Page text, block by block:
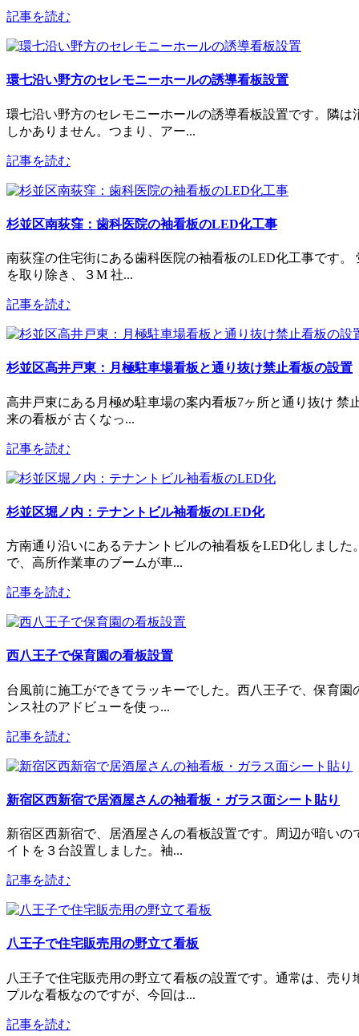
記事を読む
環七沿い野方のセレモニーホールの誘導看板設置
環七沿い野方のセレモニーホールの誘導看板設置です。隣
しかありません。つまり、アー...
記事を読む
杉並区南荻窪：歯科医院の袖看板のLED化工事
南荻窪の住宅街にある歯科医院の袖看板のLED化工事です
を取り除き、３M 社...
記事を読む
杉並区高井戸東：月極駐車場看板と通り抜け禁止看板の設置
高井戸東にある月極め駐車場の案内看板7ヶ所と通り抜け 禁
来の看板が 古くなっ...
記事を読む
杉並区堀ノ内：テナントビル袖看板のLED化
方南通り沿いにあるテナントビルの袖看板をLED化しまし
で、高所作業車のブームが車...
記事を読む
西八王子で保育園の看板設置
台風前に施工ができてラッキーでした。西八王子で、保育
ンス社のアドビューを使っ...
記事を読む
新宿区西新宿で居酒屋さんの袖看板・ガラス面シート貼り
新宿区西新宿で、居酒屋さんの看板設置です。周辺が暗い
イトを３台設置しました。袖...
記事を読む
八王子で住宅販売用の野立て看板
八王子で住宅販売用の野立て看板の設置です。通常は、売
プルな看板なのですが、今回は...
記事を読む